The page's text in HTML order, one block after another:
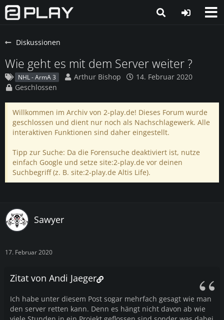
Diskussionen
Wie geht es mit dem Server weiter ?
NHL - ArmA 3 Arthur Bishop
14. Februar 2020
Geschlossen
Willkommen im Archiv von 2-play.de! Dieses Forum wurde
geschlossen und dient nur noch als Nachschlagewerk. Alle
interaktiven Funktionen sind daher eingestellt.
Tipp zur Suche: Da die Forensuche deaktiviert ist, nutze
einfach Google und setze site:2-play.de vor deinen
Suchbegriff (z. B. site:2-play.de Altis Life).
Sawyer
17. Februar 2020
Zitat von Andi Jaeger
Ich habe unter diesem Post sogar mehrfach gesagt wie man
den server retten kann. Denn es hängt nicht davon ab wie